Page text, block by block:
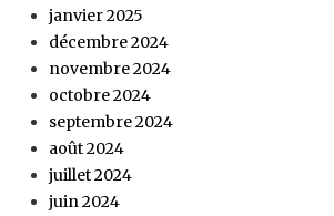
janvier 2025
décembre 2024
novembre 2024
octobre 2024
septembre 2024
août 2024
juillet 2024
juin 2024